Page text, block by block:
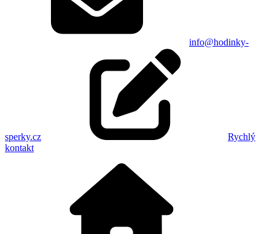
info@hodinky-
sperky.cz
Rychlý
kontakt